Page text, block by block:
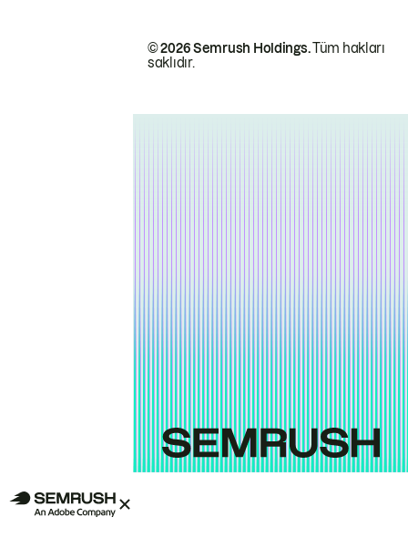
© 2026 Semrush Holdings.Tüm hakları
saklıdır.